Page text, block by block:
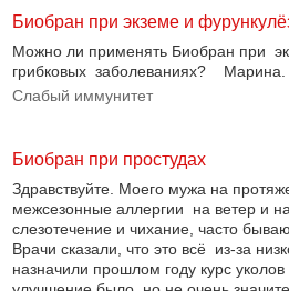
Биобран при экземе и
Можно ли применять Биобран при
грибковых заболеваниях? Марина.
Слабый иммунитет
Биобран при простудах
Здравствуйте. Моего мужа на
межсезонные аллергии на ветер и
слезотечение и чихание, часто
Врачи сказали, что это всё из-за
назначили прошлом году курс